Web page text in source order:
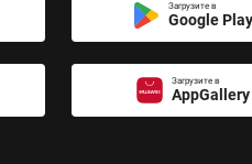
Загрузите в
Google Play
Загрузите в
AppGallery